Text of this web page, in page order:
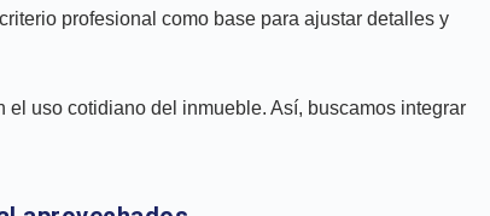
profesional como base para ajustar detalles y
uso cotidiano del inmueble. Así, buscamos integrar